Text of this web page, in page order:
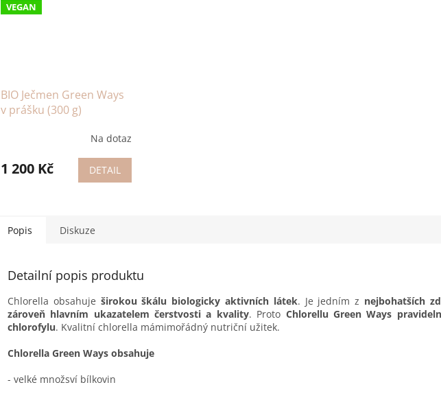
VEGAN
BIO Ječmen Green Ways
v prášku (300 g)
Na dotaz
1 200 Kč DETAIL
Popis Diskuze
Detailní popis produktu
Chlorella obsahuje širokou škálu biologicky aktivních látek. Je jedním z nejbohatších
zároveň hlavním ukazatelem čerstvosti a kvality. Proto Chlorellu Green Ways
chlorofylu. Kvalitní chlorella mámimořádný nutriční užitek.
Chlorella Green Ways obsahuje
- velké množsví bílkovin